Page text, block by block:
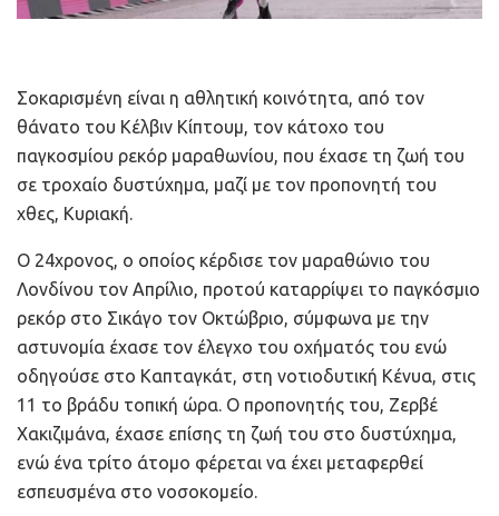
Σοκαρισμένη είναι η αθλητική κοινότητα, από τον
θάνατο του Κέλβιν Κίπτουμ, τον κάτοχο του
παγκοσμίου ρεκόρ μαραθωνίου, που έχασε τη ζωή του
σε τροχαίο δυστύχημα, μαζί με τον προπονητή του
χθες, Κυριακή.
Ο 24χρονος, ο οποίος κέρδισε τον μαραθώνιο του
Λονδίνου τον Απρίλιο, προτού καταρρίψει το παγκόσμιο
ρεκόρ στο Σικάγο τον Οκτώβριο, σύμφωνα με την
αστυνομία έχασε τον έλεγχο του οχήματός του ενώ
οδηγούσε στο Καπταγκάτ, στη νοτιοδυτική Κένυα, στις
11 το βράδυ τοπική ώρα. Ο προπονητής του, Ζερβέ
Χακιζιμάνα, έχασε επίσης τη ζωή του στο δυστύχημα,
ενώ ένα τρίτο άτομο φέρεται να έχει μεταφερθεί
εσπευσμένα στο νοσοκομείο.